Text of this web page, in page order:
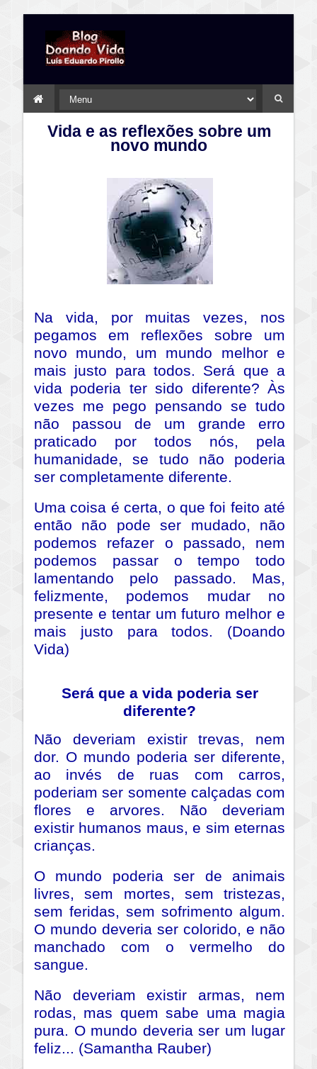
Vida e as reflexões sobre um
novo mundo
Na vida, por muitas vezes, nos
pegamos em reflexões sobre um
novo mundo, um mundo melhor e
mais justo para todos. Será que a
vida poderia ter sido diferente? Às
vezes me pego pensando se tudo
não passou de um grande erro
praticado por todos nós, pela
humanidade, se tudo não poderia
ser completamente diferente.
Uma coisa é certa, o que foi feito até
então não pode ser mudado, não
podemos refazer o passado, nem
podemos passar o tempo todo
lamentando pelo passado. Mas,
felizmente, podemos mudar no
presente e tentar um futuro melhor e
mais justo para todos. (Doando
Vida)
Será que a vida poderia ser
diferente?
Não deveriam existir trevas, nem
dor. O mundo poderia ser diferente,
ao invés de ruas com carros,
poderiam ser somente calçadas com
flores e arvores. Não deveriam
existir humanos maus, e sim eternas
crianças.
O mundo poderia ser de animais
livres, sem mortes, sem tristezas,
sem feridas, sem sofrimento algum.
O mundo deveria ser colorido, e não
manchado com o vermelho do
sangue.
Não deveriam existir armas, nem
rodas, mas quem sabe uma magia
pura. O mundo deveria ser um lugar
feliz... (Samantha Rauber)